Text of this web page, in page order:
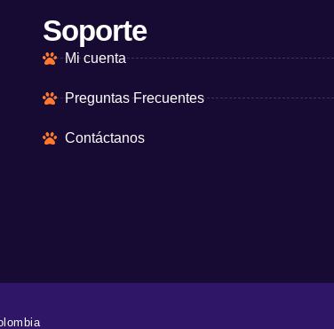
Soporte
Mi cuenta
Preguntas Frecuentes
Contáctanos